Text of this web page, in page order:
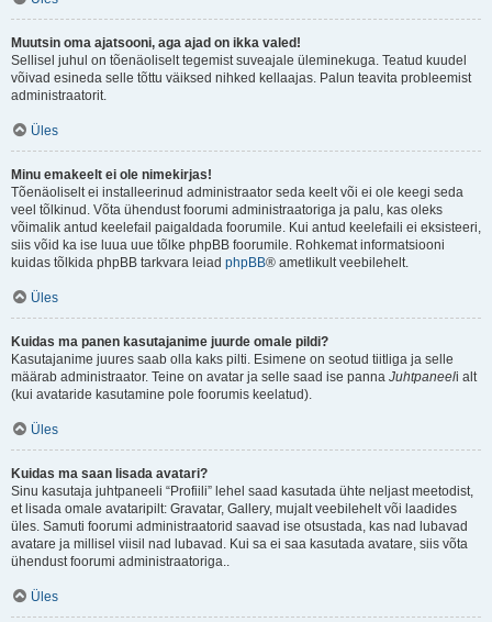
Muutsin oma ajatsooni, aga ajad on ikka valed!
Sellisel juhul on tõenäoliselt tegemist suveajale üleminekuga. Teatud kuudel
võivad esineda selle tõttu väiksed nihked kellaajas. Palun teavita probleemist
administraatorit.
Üles
Minu emakeelt ei ole nimekirjas!
Tõenäoliselt ei installeerinud administraator seda keelt või ei ole keegi seda
veel tõlkinud. Võta ühendust foorumi administraatoriga ja palu, kas oleks
võimalik antud keelefail paigaldada foorumile. Kui antud keelefaili ei eksisteeri,
siis võid ka ise luua uue tõlke phpBB foorumile. Rohkemat informatsiooni
kuidas tõlkida phpBB tarkvara leiad phpBB® ametlikult veebilehelt.
Üles
Kuidas ma panen kasutajanime juurde omale pildi?
Kasutajanime juures saab olla kaks pilti. Esimene on seotud tiitliga ja selle
määrab administraator. Teine on avatar ja selle saad ise panna Juhtpaneeli alt
(kui avataride kasutamine pole foorumis keelatud).
Üles
Kuidas ma saan lisada avatari?
Sinu kasutaja juhtpaneeli “Profiili” lehel saad kasutada ühte neljast meetodist,
et lisada omale avataripilt: Gravatar, Gallery, mujalt veebilehelt või laadides
üles. Samuti foorumi administraatorid saavad ise otsustada, kas nad lubavad
avatare ja millisel viisil nad lubavad. Kui sa ei saa kasutada avatare, siis võta
ühendust foorumi administraatoriga..
Üles